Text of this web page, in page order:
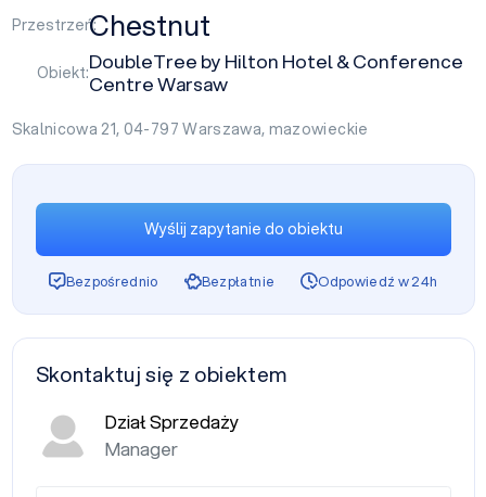
Przestrzeń:Chestnut
Obiekt:DoubleTree by Hilton Hotel & Conference
Centre Warsaw
Skalnicowa 21, 04-797Warszawa, mazowieckie
Wyślij zapytanie do obiektu
Bezpośrednio Bezpłatnie Odpowiedź w 24h
Skontaktuj się z obiektem
Dział Sprzedaży
Manager